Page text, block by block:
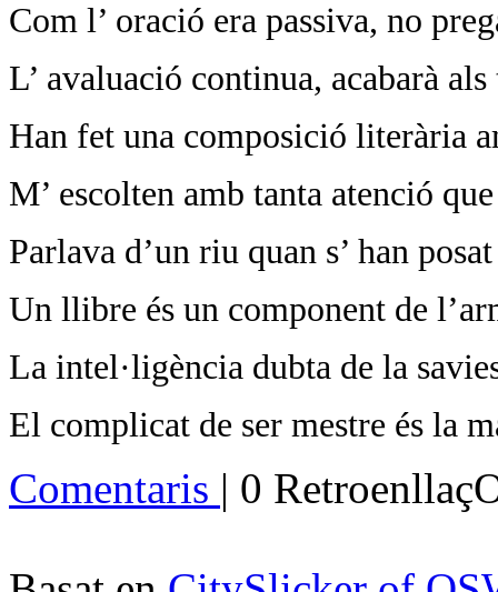
Com l’ oració era passiva, no
L’ avaluació continua, acabarà
Han fet una composició literària
M’ escolten amb tanta atenció
Parlava d’un riu quan s’ han
Un llibre és un component de
La intel·ligència dubta de la
El complicat de ser mestre és la
Comentaris | 0